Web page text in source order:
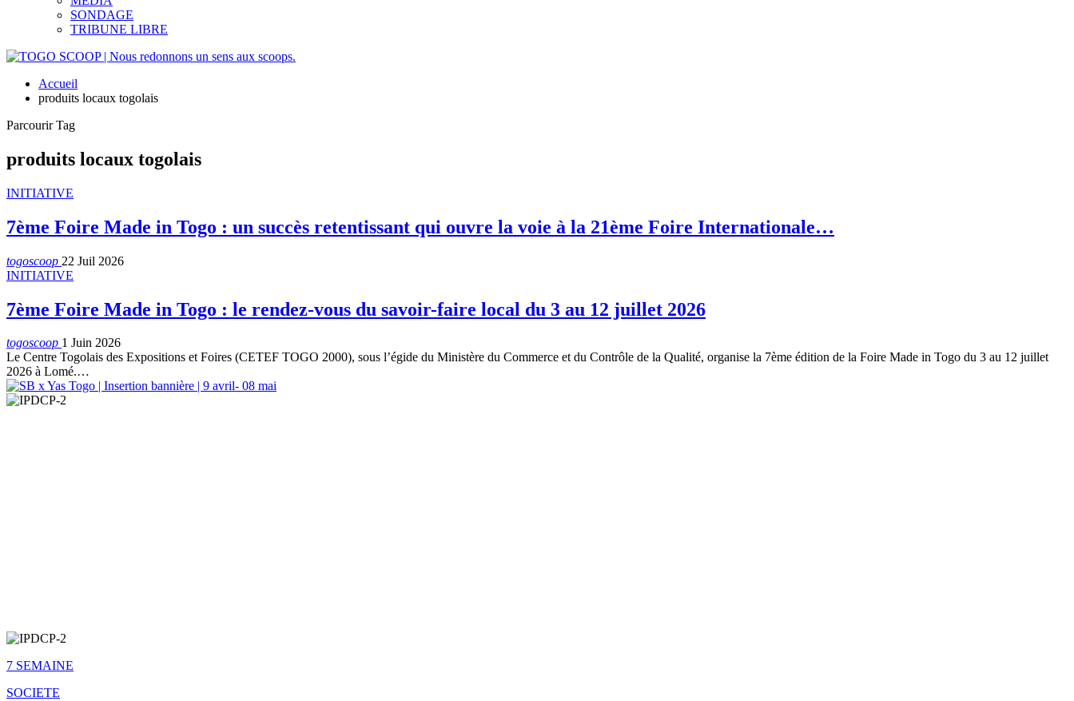
SONDAGE
TRIBUNE LIBRE
Accueil
produits locaux togolais
Parcourir Tag
produits locaux togolais
INITIATIVE
7ème Foire Made in Togo : un succès retentissant qui ouvre la voie à la 21ème Foire Internationale…
togoscoop 22 Juil 2026
INITIATIVE
7ème Foire Made in Togo : le rendez-vous du savoir-faire local du 3 au 12 juillet 2026
togoscoop 1 Juin 2026
Le Centre Togolais des Expositions et Foires (CETEF TOGO 2000), sous l’égide du Ministère du Commerce et du Contrôle de la Qualité, organise la 7ème édition de la Foire Made in Togo du 3 au 12 juillet
2026 à Lomé.…
7 SEMAINE
SOCIETE